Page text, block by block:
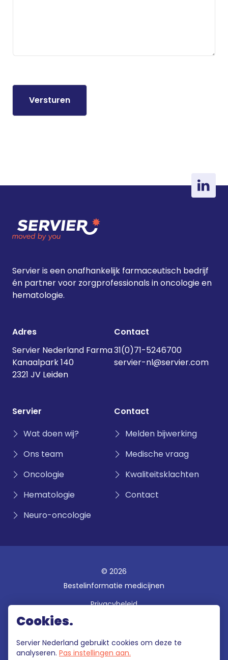
Versturen
Servier is een onafhankelijk farmaceutisch bedrijf
én partner voor zorgprofessionals in oncologie en
hematologie.
Adres
Servier Nederland Farma
Kanaalpark 140
2321 JV Leiden
Contact
31(0)71-5246700
servier-nl@servier.com
Servier
Wat doen wij?
Ons team
Oncologie
Hematologie
Neuro-oncologie
Contact
Melden bijwerking
Medische vraag
Kwaliteitsklachten
Contact
© 2026
Bestelinformatie medicijnen
Privacybeleid
Gebruiksvoorwaarden
Cookies.
Servier Nederland gebruikt cookies om deze te
analyseren. Pas instellingen aan.